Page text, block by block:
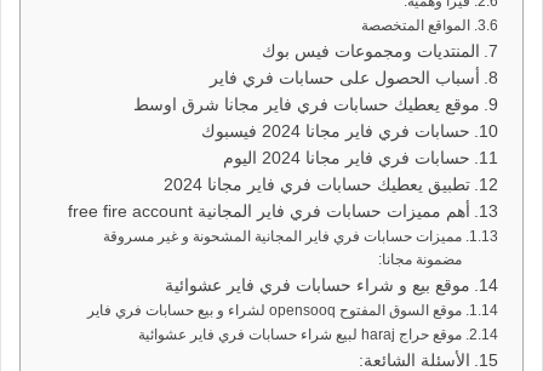
المواقع المتخصصة
المنتديات ومجموعات فيس بوك
أسباب الحصول على حسابات فري فاير
موقع يعطيك حسابات فري فاير مجانا شرق اوسط
حسابات فري فاير مجانا 2024 فيسبوك
حسابات فري فاير مجانا 2024 اليوم
تطبيق يعطيك حسابات فري فاير مجانا 2024
أهم مميزات حسابات فري فاير المجانية free fire account
مميزات حسابات فري فاير المجانية المشحونة و غير مسروقة
مضمونة مجانا:
موقع بيع و شراء حسابات فري فاير عشوائية
موقع السوق المفتوح opensooq لشراء و بيع حسابات فري فاير
موقع حراج haraj لبيع شراء حسابات فري فاير عشوائية
الأسئلة الشائعة: